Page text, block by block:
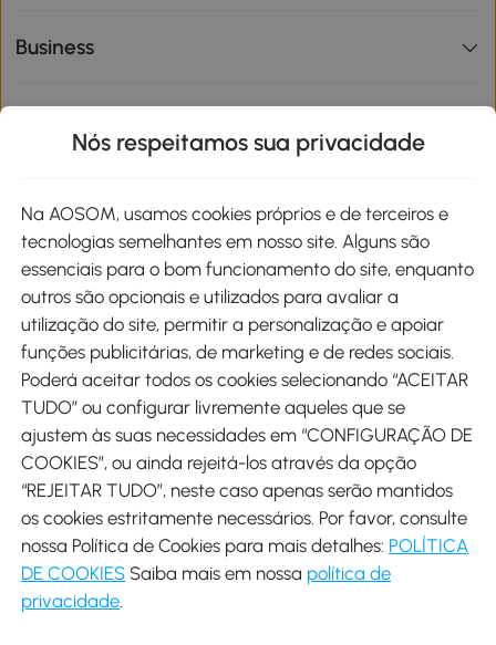
Business
Métodos de pagamento
Envio
Descarregar Aosom App
Google Play
Nós respeitamos sua privacidade
Na AOSOM, usamos cookies próprios e de terceiros e
tecnologias semelhantes em nosso site. Alguns são
essenciais para o bom funcionamento do site, enquanto
outros são opcionais e utilizados para avaliar a
utilização do site, permitir a personalização e apoiar
funções publicitárias, de marketing e de redes sociais.
Poderá aceitar todos os cookies selecionando “ACEITAR
TUDO” ou configurar livremente aqueles que se
ajustem às suas necessidades em “CONFIGURAÇÃO DE
COOKIES”, ou ainda rejeitá-los através da opção
“REJEITAR TUDO”, neste caso apenas serão mantidos
os cookies estritamente necessários. Por favor, consulte
nossa Política de Cookies para mais detalhes: POLÍTICA
DE COOKIES Saiba mais em nossa política de
privacidade